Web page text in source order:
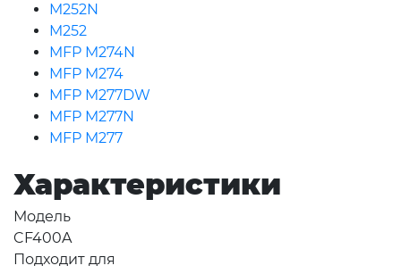
M252N
M252
MFP M274N
MFP M274
MFP M277DW
MFP M277N
MFP M277
Характеристики
Модель
CF400A
Подходит для